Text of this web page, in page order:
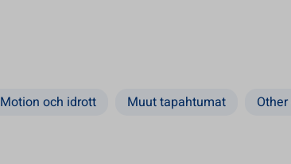
Motion och idrott Muut tapahtumat